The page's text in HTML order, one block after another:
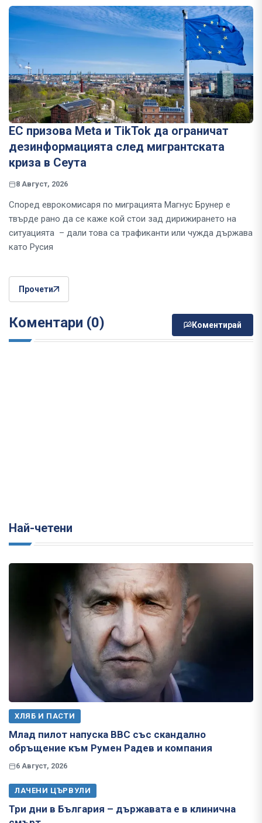
ЕС призова Meta и TikTok да ограничат
дезинформацията след мигрантската
криза в Сеута
8 Август, 2026
Според еврокомисаря по миграцията Магнус Брунер е
твърде рано да се каже кой стои зад дирижирането на
ситуацията – дали това са трафиканти или чужда държава
като Русия
Прочети
Коментари (0) Коментирай
Най-четени
ХЛЯБ И ПАСТИ
Млад пилот напуска ВВС със скандално
обръщение към Румен Радев и компания
6 Август, 2026
ЛАЧЕНИ ЦЪРВУЛИ
Три дни в България – държавата е в клинична